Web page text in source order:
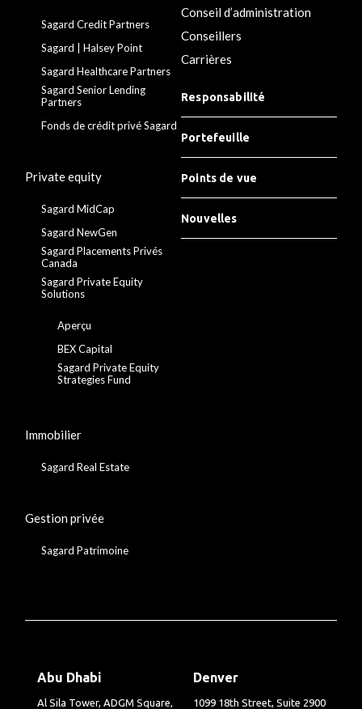
Sagard Credit Partners
Sagard | Halsey Point
Sagard Healthcare Partners
Sagard Senior Lending
Partners
Fonds de crédit privé Sagard
Private equity
Sagard MidCap
Sagard NewGen
Sagard Placements Privés
Canada
Sagard Private Equity
Solutions
Aperçu
BEX Capital
Sagard Private Equity
Strategies Fund
Immobilier
Sagard Real Estate
Gestion privée
Sagard Patrimoine
Conseil d’administration
Conseillers
Carrières
Responsabilité
Portefeuille
Points de vue
Nouvelles
Abu Dhabi
Al Sila Tower, ADGM Square,
Denver
1099 18th Street, Suite 2900